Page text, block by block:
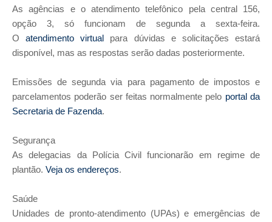
As agências e o atendimento telefônico pela central 156,
opção 3, só funcionam de segunda a sexta-feira.
Oatendimento virtual para dúvidas e solicitações estará
disponível, mas as respostas serão dadas posteriormente.
Emissões de segunda via para pagamento de impostos e
parcelamentos poderão ser feitas normalmente pelo portal da
Secretaria de Fazenda.
Segurança
As delegacias da Polícia Civil funcionarão em regime de
plantão. Veja os endereços.
Saúde
Unidades de pronto-atendimento (UPAs) e emergências de